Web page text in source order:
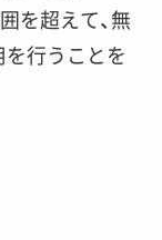
を超えて、無
を行うことを